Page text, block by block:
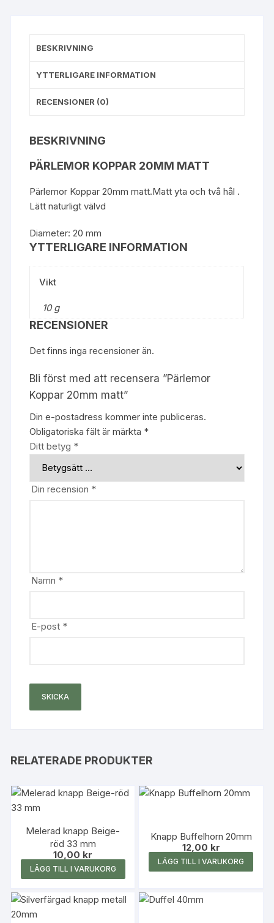
BESKRIVNING
YTTERLIGARE INFORMATION
RECENSIONER (0)
BESKRIVNING
PÄRLEMOR KOPPAR 20MM MATT
Pärlemor Koppar 20mm matt.Matt yta och två hål .
Lätt naturligt välvd
Diameter: 20 mm
YTTERLIGARE INFORMATION
Vikt
10 g
RECENSIONER
Det finns inga recensioner än.
Bli först med att recensera ”Pärlemor
Koppar 20mm matt”
Din e-postadress kommer inte publiceras.
Obligatoriska fält är märkta *
Ditt betyg *
Din recension *
Namn *
E-post *
RELATERADE PRODUKTER
Melerad knapp Beige-
röd 33 mm
10,00 kr
LÄGG TILL I VARUKORG
Knapp Buffelhorn 20mm
12,00 kr
LÄGG TILL I VARUKORG